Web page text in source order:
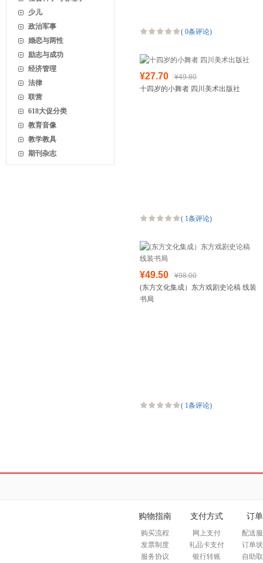
少儿
政治军事
婚恋与两性
励志与成功
经济管理
法律
联营
618大促分类
教育音像
教学教具
期刊杂志
( 0条评论)
¥27.70
¥49.80
十四岁的小舞者 四川美术出版社
( 1条评论)
¥49.50
¥98.00
(东方文化集成）东方戏剧史论稿 线装
书局
( 1条评论)
购物指南
购买流程
发票制度
服务协议
支付方式
网上支付
礼品卡支付
银行转账
订
配送
订单
自助